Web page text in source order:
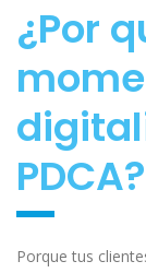
¿Por
PDCA?
Porque tus